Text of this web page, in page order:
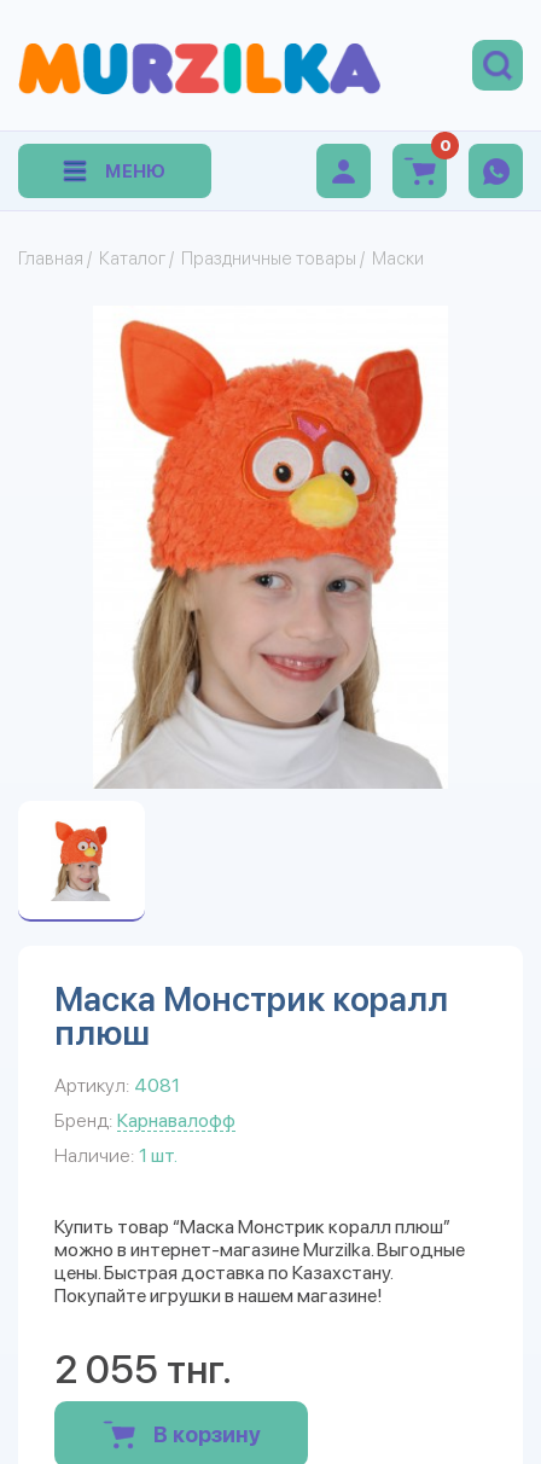
МЕНЮ
0
Главная / Каталог / Праздничные товары / Маски
Маска Монстрик коралл
плюш
Артикул: 4081
Бренд: Карнавалофф
Наличие: 1 шт.
Купить товар “Маска Монстрик коралл плюш”
можно в интернет-магазине Murzilka. Выгодные
цены. Быстрая доставка по Казахстану.
Покупайте игрушки в нашем магазине!
2 055 тнг.
В корзину